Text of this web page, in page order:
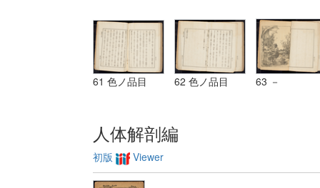
61 色ノ品目 62 色ノ品目 63 －
人体解剖編
初版 Viewer